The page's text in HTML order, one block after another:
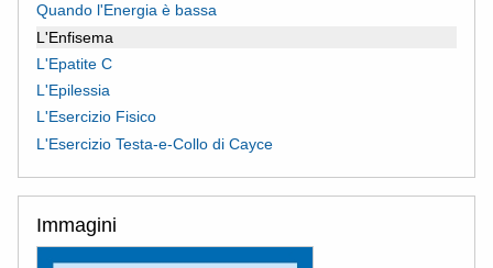
Quando l'Energia è bassa
L'Enfisema
L'Epatite C
L'Epilessia
L'Esercizio Fisico
L'Esercizio Testa-e-Collo di Cayce
Immagini